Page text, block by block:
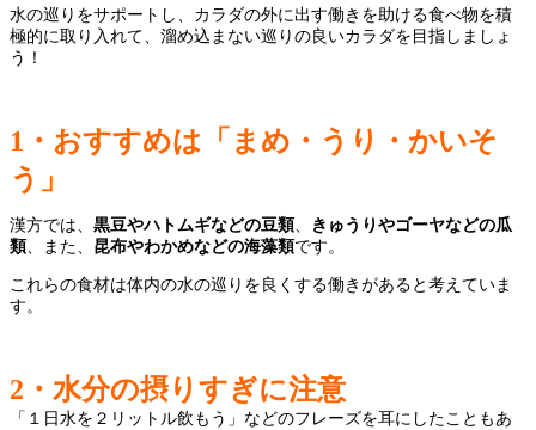
水の巡りをサポートし、カラダの外に出す働きを助ける食べ物を積
極的に取り入れて、溜め込まない巡りの良いカラダを目指しましょ
う！
1 ・おすすめは「まめ・うり・かいそ
う」
漢方では、 黒豆やハトムギなどの豆類、
きゅうりやゴーヤなどの瓜
類、また、 昆布やわかめなどの海藻類です。
これらの食材は体内の水の巡りを良くする働きがあると考えていま
す。
2 ・水分の摂りすぎに注意
「１日水を２リットル飲もう」などのフレーズを耳にしたこともあ